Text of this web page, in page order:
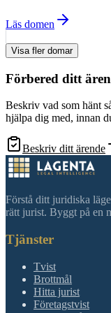
Läs domen
Visa fler domar
Förbered ditt
Beskriv vad som hänt
hjälpa dig med, innan
Beskriv ditt ärende
Förstå ditt juridiska
rätt jurist. Byggt på en
Tjänster
Tvist
Brottmål
Hitta jurist
Företagstvist